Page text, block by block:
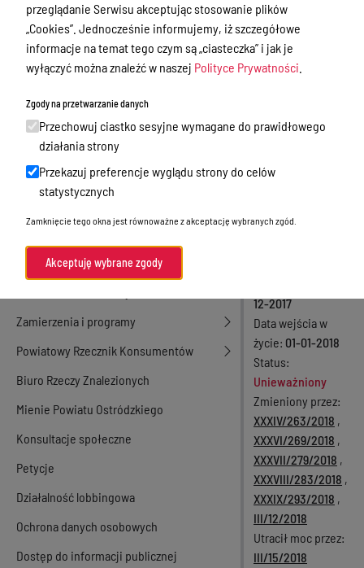
Tablica ogłoszeń
Dyżury Aptek w Powiecie Ostródzkim
Nieodpłatna Pomoc Prawna
Akty Prawne
Rejestry, ewidencje i archiwa
Budżet
Organizacja działania samorządu
powiatowego
Oświadczenia majątkowe
Zamierzenia i programy
Powiatowy Rzecznik Konsumentów
Biuro Rzeczy Znalezionych
Mienie Powiatu Ostródzkiego
Konsultacje społeczne
Petycje
Działalność lobbingowa
Ochrona danych osobowych
Dostęp do informacji publicznej
prognozy
finansowej
Powiatu
na lata 2018-
Rodzaj aktu
12-2017
Data wejścia w
życie 01-01-2018
Status
Unieważniony
Zmieniony przez
XXXIV/263/2018 ,
XXXVI/269/2018 ,
XXXVII/279/2018 ,
XXXVIII/283/2018 ,
XXXIX/293/2018 ,
III/12/2018
Utracił moc przez
III/15/2018
przeglądanie Serwisu akceptując stosowanie plików
„Cookies”. Jednocześnie informujemy, iż szczegółowe
informacje na temat tego czym są „ciasteczka” i jak je
wyłączyć można znaleźć w naszej Polityce Prywatności
Zgody na przetwarzanie danych
Przechowuj ciastko sesyjne wymagane do prawidłowego
działania strony
Przekazuj preferencje wyglądu strony do celów
statystycznych
Zamknięcie tego okna jest równoważne z akceptację wybranych zgód.
Akceptuję wybrane zgody